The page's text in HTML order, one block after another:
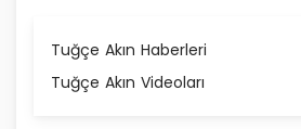
Tuğçe Akın Haberleri
Tuğçe Akın Videoları